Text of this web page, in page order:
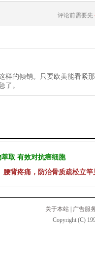
评论前需要先
样的倾销。只要欧美能看紧
了。
取 有效对抗癌细胞
背疼痛，防治骨质疏松立竿
关于本站
广告服
Copyright (C)